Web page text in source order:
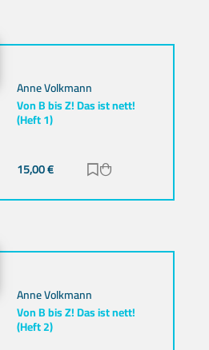
Anne Volkmann
Von B bis Z! Das ist nett!
(Heft 1)
15,00€ Zur Merkliste
Anne Volkmann
Von B bis Z! Das ist nett!
(Heft 2)